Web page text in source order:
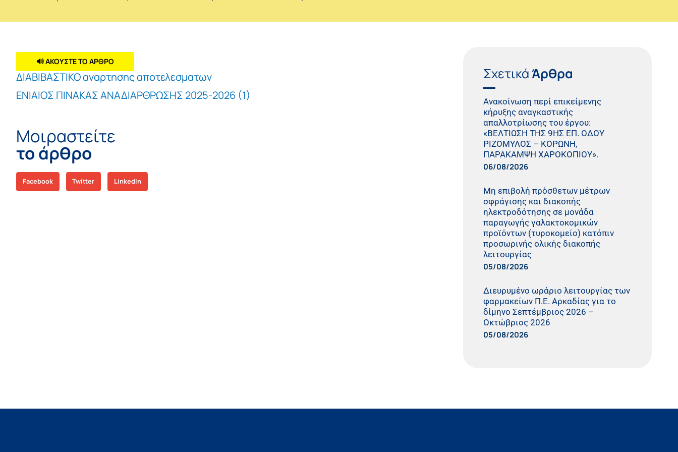
🔊 ΑΚΟΥΣΤΕ ΤΟ ΑΡΘΡΟ
ΔΙΑΒΙΒΑΣΤΙΚΟ αναρτησης αποτελεσματων
ΕΝΙΑΙΟΣ ΠΙΝΑΚΑΣ ΑΝΑΔΙΑΡΘΡΩΣΗΣ 2025-2026 (1)
Μοιραστείτε
το άρθρο
Facebook Twitter LinkedIn
Σχετικά Άρθρα
Ανακοίνωση περί επικείμενης
κήρυξης αναγκαστικής
απαλλοτρίωσης του έργου:
«ΒΕΛΤΙΩΣΗ ΤΗΣ 9ΗΣ ΕΠ. ΟΔΟΥ
ΡΙΖΟΜΥΛΟΣ – ΚΟΡΩΝΗ,
ΠΑΡΑΚΑΜΨΗ ΧΑΡΟΚΟΠΙΟΥ».
06/08/2026
Μη επιβολή πρόσθετων μέτρων
σφράγισης και διακοπής
ηλεκτροδότησης σε μονάδα
παραγωγής γαλακτοκομικών
προϊόντων (τυροκομείο) κατόπιν
προσωρινής ολικής διακοπής
λειτουργίας
05/08/2026
Διευρυμένο ωράριο λειτουργίας των
φαρμακείων Π.Ε. Αρκαδίας για το
δίμηνο Σεπτέμβριος 2026 –
Οκτώβριος 2026
05/08/2026